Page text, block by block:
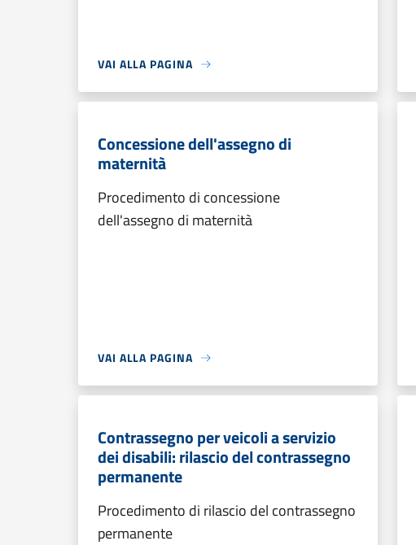
VAI ALLA PAGINA
Concessione dell'assegno di
maternità
Procedimento di concessione
dell'assegno di maternità
VAI ALLA PAGINA
Contrassegno per veicoli a servizio
dei disabili: rilascio del contrassegno
permanente
Procedimento di rilascio del contrassegno
permanente